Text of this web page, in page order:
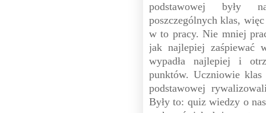
podstawowej były
poszczególnych klas,
w to pracy. Nie mniej
jak najlepiej zaśpiewać
wypadła najlepiej i
punktów. Uczniowie
podstawowej
Były to: quiz wiedzy o